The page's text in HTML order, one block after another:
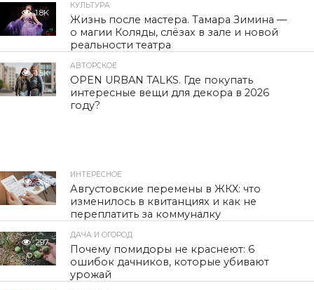
1.8K
КУЛЬТУРА
Жизнь после мастера. Тамара Зимина —
о магии Коляды, слёзах в зале и новой
реальности театра
1.5K
АВТОРСКОЕ
OPEN URBAN TALKS. Где покупать
интересные вещи для декора в 2026
году?
305
ИНТЕРЕСНОЕ
Августовские перемены в ЖКХ: что
изменилось в квитанциях и как не
переплатить за коммуналку
297
ДАЧА И ОГОРОД
Почему помидоры не краснеют: 6
ошибок дачников, которые убивают
урожай